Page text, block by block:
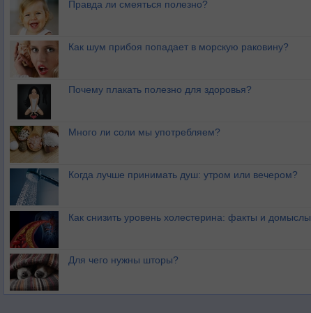
Правда ли смеяться полезно?
Как шум прибоя попадает в морскую раковину?
Почему плакать полезно для здоровья?
Много ли соли мы употребляем?
Когда лучше принимать душ: утром или вечером?
Как снизить уровень холестерина: факты и домыслы
Для чего нужны шторы?